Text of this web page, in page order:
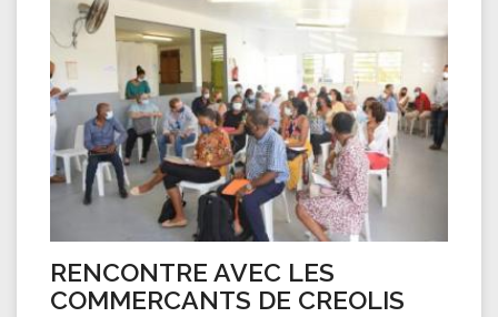
RENCONTRE AVEC LES
COMMERCANTS DE CREOLIS